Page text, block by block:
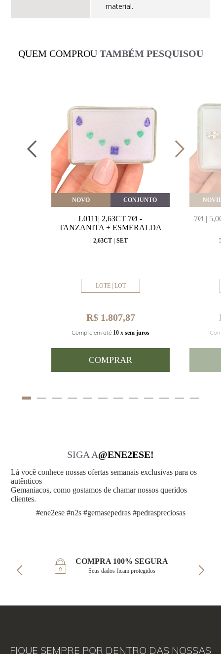
material.
QUEM COMPROU TAMBÉM PESQUISOU
NOVO CONJUNTO
L0111| 2,63CT 7Ø -
TANZANITA + ESMERALDA
2,63CT | SET
LOTE | LOT
R$ 1.807,87
Compre em até 10 x sem juros
COMPRAR
7Ø |
SIGA A@ENE2ESE!
Lá você conhece nossas ofertas semanais exclusivas para os
autênticos
Gemaniacos, como gostamos de chamar nossos queridos
clientes.
#ene2ese #n2s #gemasepedras #pedraspreciosas
COMPRA 100% SEGURA
Seus dados ficam protegidos
FIQUE SEMPRE POR DENTRO DAS NOSSAS